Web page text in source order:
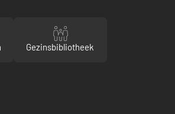
Gezinsbibliotheek